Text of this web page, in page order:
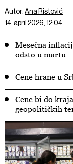
Autor:Ana Ristović
14. april 2026, 12:04
Mesečna
odsto u martu
Cene hrane u
Cene bi do
geopolitičkih